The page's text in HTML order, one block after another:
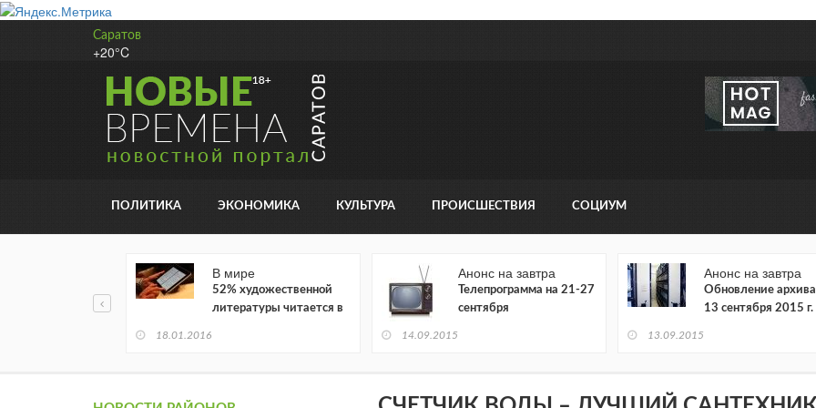
Саратов
+20°C
ПОЛИТИКА ЭКОНОМИКА КУЛЬТУРА ПРОИСШЕСТВИЯ СОЦИУМ
В мире
52% художественной
литературы читается в
18.01.2016
Анонс на завтра
Телепрограмма на 21-27
сентября
14.09.2015
Анонс на завтра
Обновление архива
13 сентября 2015 г.
13.09.2015